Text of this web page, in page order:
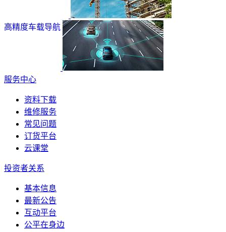
高精度车载导航
服务中心
资料下载
维修服务
常见问题
订货平台
云课堂
投资者关系
基本信息
最新公告
互动平台
公平在身边